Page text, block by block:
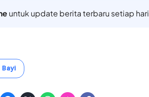
untuk update berita terbaru setiap hari
Bayi